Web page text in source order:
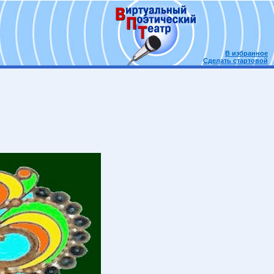
В избранное
Сделать стартовой